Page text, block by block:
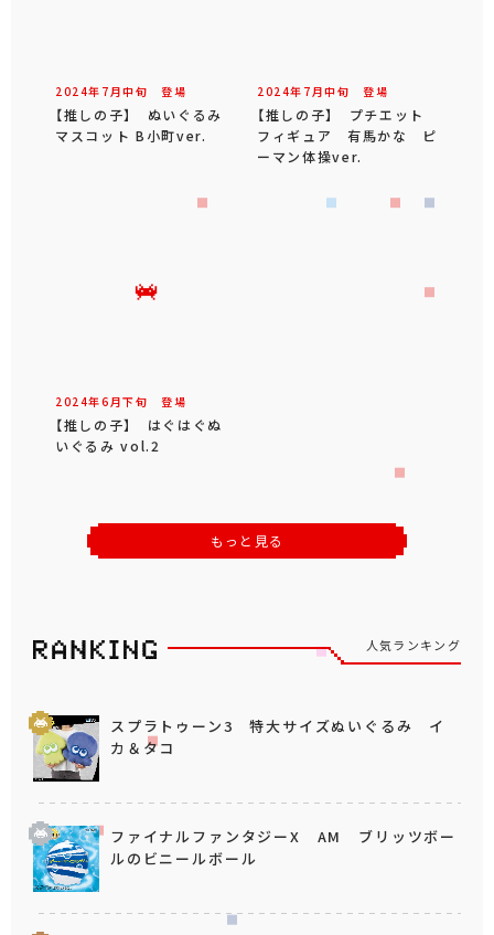
2024年 7 月中旬 登場
【推しの子】 ぬいぐるみ
マスコット B小町ver.
2024年 7 月中旬 登場
【推しの子】 プチエット
フィギュア 有馬かな ピ
ーマン体操ver.
2024年6 月下旬 登場
【推しの子】 はぐはぐぬ
いぐるみ vol.2
もっと見る
人気ランキング
スプラトゥーン3 特大サイズぬいぐるみ イ
カ＆タコ
ファイナルファンタジーX AM ブリッツボー
ルのビニールボール